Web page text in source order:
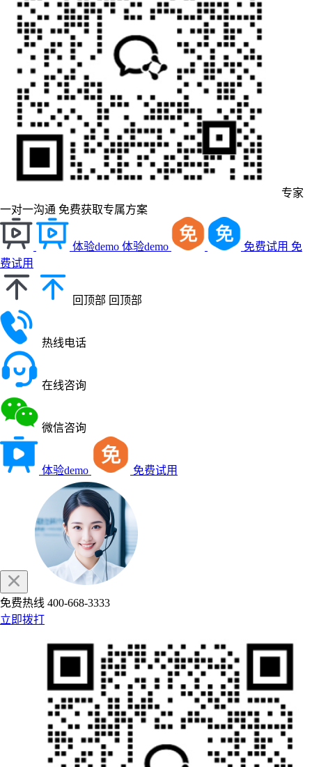
专家
一对一沟通 免费获取专属方案
体验demo 体验demo 免费试用 免
费试用
回顶部 回顶部
热线电话
在线咨询
微信咨询
体验demo 免费试用
免费热线 400-668-3333
立即拨打